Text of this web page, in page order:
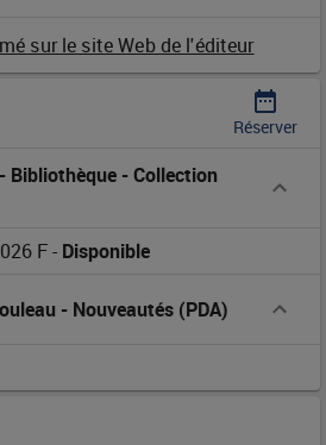
sur le site Web de l'éditeur
date_range
Réserver
Bibliothèque -Collection
F- Disponible
- Nouveautés (PDA)